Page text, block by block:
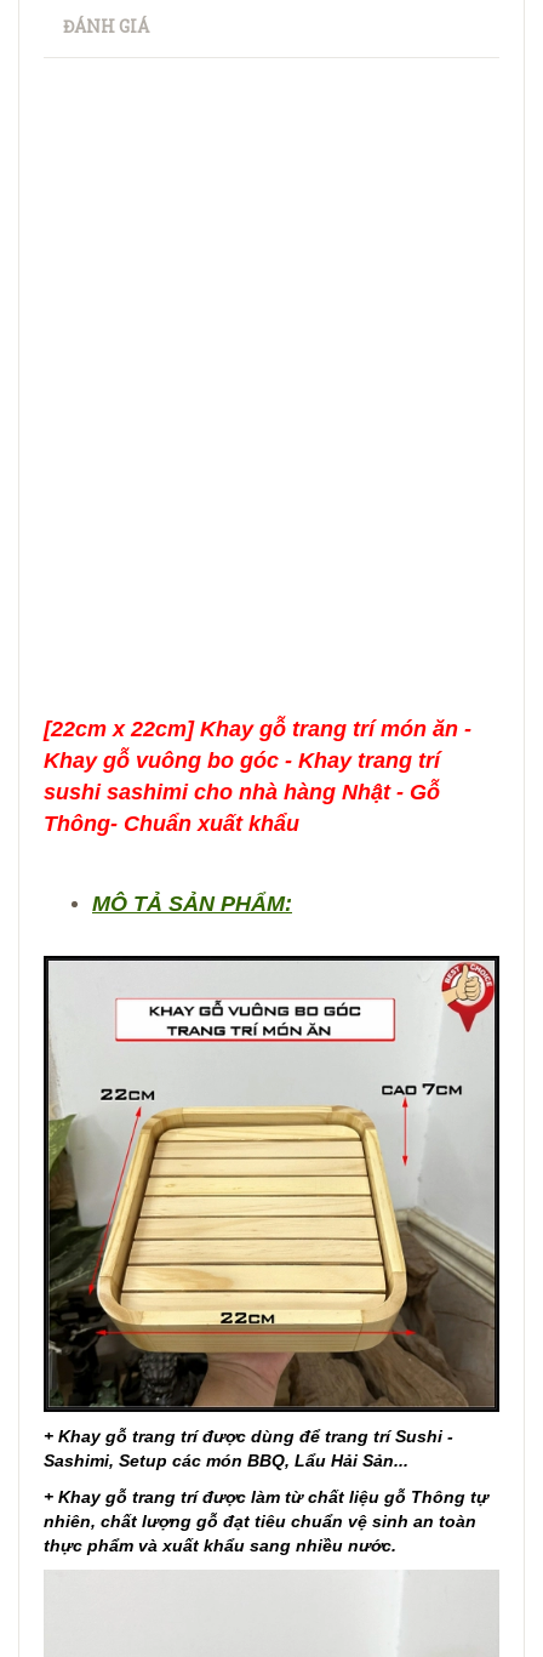
ĐÁNH GIÁ
[22cm x 22cm] Khay gỗ trang trí món ăn -
Khay gỗ vuông bo góc - Khay trang trí
sushi sashimi cho nhà hàng Nhật - Gỗ
Thông- Chuẩn xuất khẩu
MÔ TẢ SẢN PHẨM:
+ Khay gỗ trang trí được dùng để trang trí Sushi -
Sashimi, Setup các món BBQ, Lẩu Hải Sản...
+ Khay gỗ trang trí được làm từ chất liệu gỗ Thông tự
nhiên, chất lượng gỗ đạt tiêu chuẩn vệ sinh an toàn
thực phẩm và xuất khẩu sang nhiều nước.